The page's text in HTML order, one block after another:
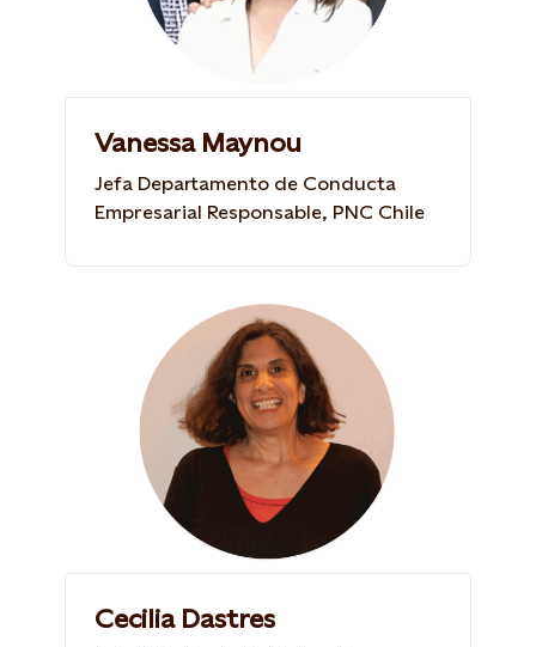
Vanessa Maynou
Jefa Departamento de Conducta
Empresarial Responsable, PNC Chile
Cecilia Dastres